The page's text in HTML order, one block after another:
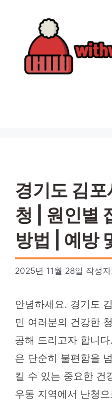
경기도 김
청 | 원인별
방법 | 예방
2025년 11월 28일 작성
안녕하세요. 경기도
민 여러분의 건강한
공해 드리고자 합니
은 단순히 불편함을
킬 수 있는 중요한 건
우동 지역에서 난청